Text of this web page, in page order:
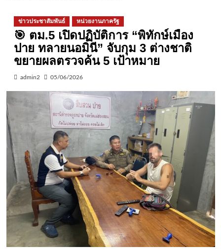
ข่าวประชาสัมพันธ์ หน่วยงานภาครัฐ
🎯 ตม.5 เปิดปฏิบัติการ “พิทักษ์เมือง
ปาย ทลายนอมินี” จับกุม 3 ต่างชาติ
ขยายผลตรวจค้น 5 เป้าหมาย
admin2 05/06/2026